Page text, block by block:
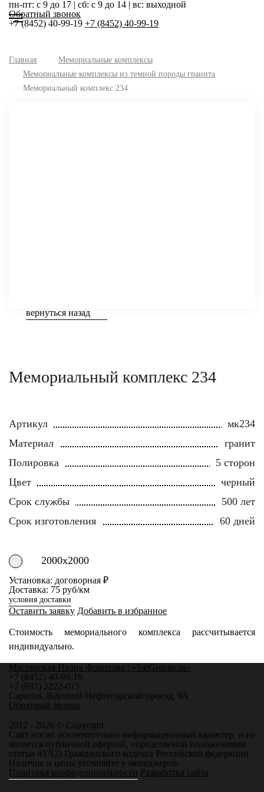
пн-пт: с 9 до 17 | сб: с 9 до 14 | вс: выходной
Обратный звонок
+7 (8452) 40-99-19 +7 (8452) 40-99-19
Главная
Мемориальные комплексы
Мемориальные комплексы из темной породы гранита
Мемориальный комплекс 234
вернуться назад
Мемориальный комплекс 234
Артикул
мк234
Материал
гранит
Полировка
5 сторон
Цвет
черный
Срок службы
500 лет
Срок изготовления
60 дней
2000х2000
Установка: договорная ₽
Доставка: 75 руб/км
условия доставки
Оставить заявку Добавить в избранное
Стоимость мемориального комплекса рассчитывается
индивидуально.
Мастерская Ивана Франтова | «SarGranite.ru»
+7 (8452) 40-99-19
+7 (937) 2222-015
Саратов, Верхний Нефтегорский проезд, 9А
Обратный звонок
2012 - 2026 © Copyright
Сайт носит исключительно информационный характер, и не
является публичной офертой, определяемой положениями
статьи 437(2) Гражданского кодекса Российской федерации.
Наличие и цены уточняйте у менеджеров.
Политика конфиденциальности Разработка сайта